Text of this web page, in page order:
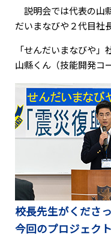
説明会では代表の山
だいまなびや２代目社
「せんだいまなびや」
山縣くん（技能開発コ
校長先生がくださ
今回のプロジェク